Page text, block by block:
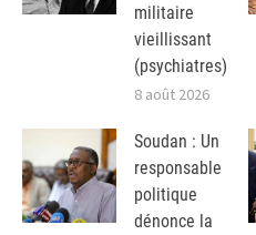
militaire
vieillissant
(psychiatres)
8 août 2026
Soudan : Un
responsable
politique
dénonce la